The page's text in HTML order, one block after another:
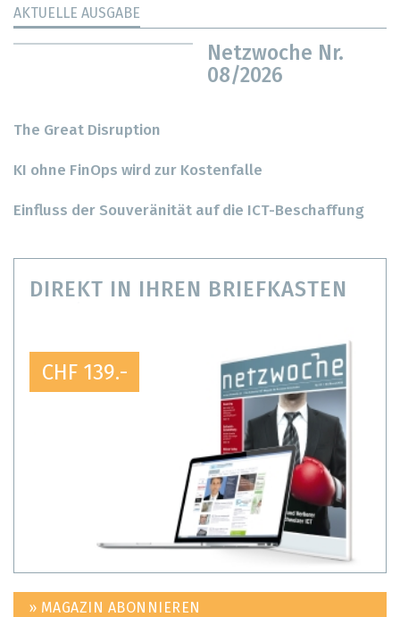
AKTUELLE AUSGABE
Netzwoche Nr.
08/2026
The Great Disruption
KI ohne FinOps wird zur Kostenfalle
Einfluss der Souveränität auf die ICT-Beschaffung
DIREKT IN IHREN BRIEFKASTEN
CHF 139.-
» MAGAZIN ABONNIEREN